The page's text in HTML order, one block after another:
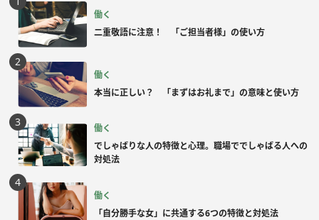
働く
二重敬語に注意！ 「ご担当者様」の使い方
働く
本当に正しい？ 「まずはお礼まで」の意味と使い方
働く
でしゃばりな人の特徴と心理。職場ででしゃばる人への
対処法
働く
「自分勝手な女」に共通する6つの特徴と対処法